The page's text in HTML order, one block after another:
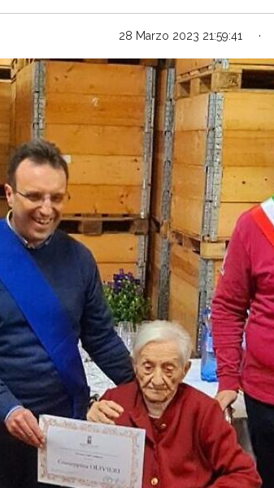
28 Marzo 2023 21:59:41